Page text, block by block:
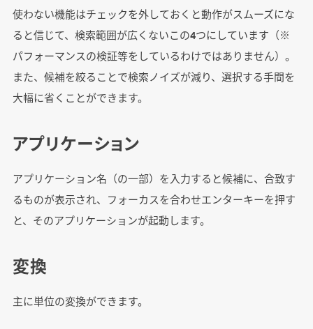
使わない機能はチェックを外しておくと動作がスムーズにな
ると信じて、検索範囲が広くないこの4つにしています（※
パフォーマンスの検証等をしているわけではありません）。
また、候補を絞ることで検索ノイズが減り、選択する手間を
大幅に省くことができます。
アプリケーション
アプリケーション名（の一部）を入力すると候補に、合致す
るものが表示され、フォーカスを合わせエンターキーを押す
と、そのアプリケーションが起動します。
変換
主に単位の変換ができます。